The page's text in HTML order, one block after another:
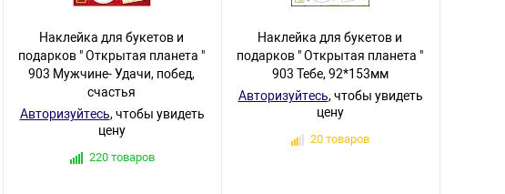
Наклейка для букетов и
подарков " Открытая планета "
903 Мужчине- Удачи, побед,
счастья
Авторизуйтесь, чтобы увидеть
цену
220 товаров
Наклейка для букетов и
подарков " Открытая планета "
903 Тебе, 92*153мм
Авторизуйтесь, чтобы увидеть
цену
20 товаров